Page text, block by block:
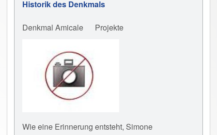
Historik des Denkmals
Denkmal Amicale Projekte
Wie eine Erinnerung entsteht, Simone